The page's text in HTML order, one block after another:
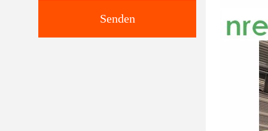
Senden